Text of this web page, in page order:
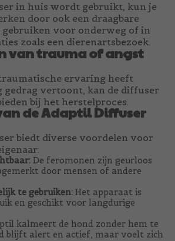
in huis wordt gebruikt, kun je
door ook een draagbare
voor onderweg of in
zoals een dierenartsbezoek.
van trauma of angst
ervaring heeft
gedrag vertoont, kan de diffuser
bij het herstelproces.
de Adaptil Diffuser
biedt diverse voordelen voor
De feromonen zijn geurloos
door mensen of andere
te gebruiken: Het apparaat is
en geschikt voor langdurige
kalmeert de hond zonder hem te
blijft alert en actief, maar voelt zich